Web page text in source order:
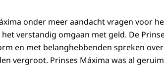
onder meer aandacht vragen voor
verstandig omgaan met geld. De
en met belanghebbenden spreken
vergroot. Prinses Máxima was al